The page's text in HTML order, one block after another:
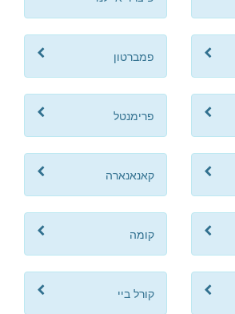
פמברטון
פרימנטל
קאנאנארה
קומה
קורל ביי